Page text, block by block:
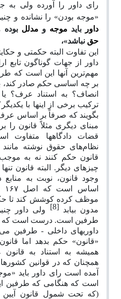
رای داور را آورده ولی به
«موجه بودن» را نشانده و
داور
باید موجه و مدلل
حق نباشد»،
این تفاوت البته حکمتی و
داور از جهات گوناگون تابع
مهم‌ترین آنها این است که
بر چه اساسی حکم صادر کند،
انصاف؟ به استناد عرف؟ یا
ترکیب برخی از اینها با
بگویند که صرفاً بر اساس عرف
مبنای دیگری مثلاً قانون را
قضات دادگاهها متفاوت
نظام‌های حقوق نوشته مانند
قانون حکم کنند نه به
چیزهای دیگر. البته قانون
وجود قانون، نوبت به
اساس است که اصل ۱۶۷
موظف کرده کوشش کند تا
مدون بیابد[8] ولی داور
طرفین است. درست است که
داوریهای داخلی - طرفین
«قانون» حکم بدهد اما
همیشه به استناد به
همچنان که در قوانین
آمده است رای داور باید
است که هنگامی که طرفین
(که تحت شمول قانون